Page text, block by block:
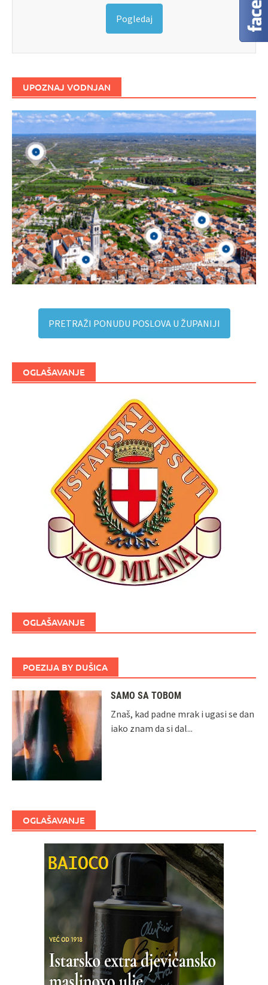
Pogledaj
UPOZNAJ VODNJAN
PRETRAŽI PONUDU POSLOVA U ŽUPANIJI
OGLAŠAVANJE
OGLAŠAVANJE
POEZIJA BY DUŠICA
SAMO SA TOBOM
Znaš, kad padne mrak i ugasi se dan
iako znam da si dal...
OGLAŠAVANJE